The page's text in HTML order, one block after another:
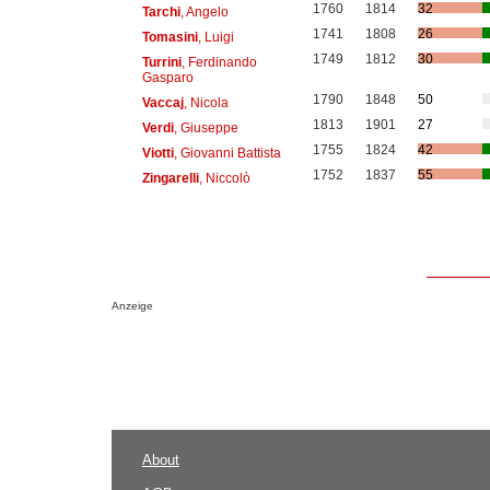
Tarchi, Angelo 1760 1814
32
Tomasini, Luigi 1741 1808
26
Turrini, Ferdinando
Gasparo
1749 1812 30
Vaccaj, Nicola 1790 1848
50
Verdi, Giuseppe 1813 1901
27
Viotti, Giovanni Battista 1755 1824
42
Zingarelli, Niccolò 1752 1837 55
Anzeige
About